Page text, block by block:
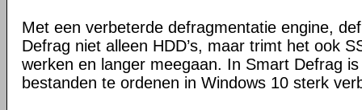
Met een verbeterde defragmentatie engine,
Defrag niet alleen HDD’s, maar trimt het ook
werken en langer meegaan. In Smart Defrag
bestanden te ordenen in Windows 10 sterk